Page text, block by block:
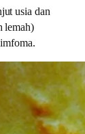
usia dan
lemah)